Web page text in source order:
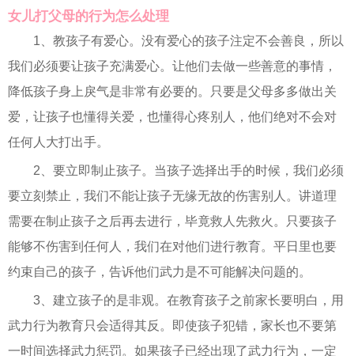
女儿打父母的行为怎么处理
1、教孩子有爱心。没有爱心的孩子注定不会善良，所以
我们必须要让孩子充满爱心。让他们去做一些善意的事情，
降低孩子身上戾气是非常有必要的。只要是父母多多做出关
爱，让孩子也懂得关爱，也懂得心疼别人，他们绝对不会对
任何人大打出手。
2、要立即制止孩子。当孩子选择出手的时候，我们必须
要立刻禁止，我们不能让孩子无缘无故的伤害别人。讲道理
需要在制止孩子之后再去进行，毕竟救人先救火。只要孩子
能够不伤害到任何人，我们在对他们进行教育。平日里也要
约束自己的孩子，告诉他们武力是不可能解决问题的。
3、建立孩子的是非观。在教育孩子之前家长要明白，用
武力行为教育只会适得其反。即使孩子犯错，家长也不要第
一时间选择武力惩罚。如果孩子已经出现了武力行为，一定